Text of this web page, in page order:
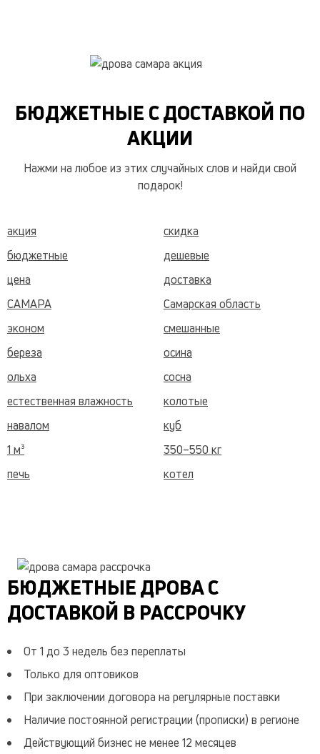
БЮДЖЕТНЫЕ С ДОСТАВКОЙ ПО
АКЦИИ
Нажми на любое из этих случайных слов и найди свой
подарок!
акция
скидка
бюджетные
дешевые
цена
доставка
САМАРА
Самарская область
эконом
смешанные
береза
осина
ольха
сосна
естественная влажность
колотые
навалом
куб
1 м³
350–550 кг
печь
котел
Газель
недорого
запас
БЮДЖЕТНЫЕ ДРОВА С
ДОСТАВКОЙ В РАССРОЧКУ
От 1 до 3 недель без переплаты
Только для оптовиков
При заключении договора на регулярные поставки
Наличие постоянной регистрации (прописки) в регионе
Действующий бизнес не менее 12 месяцев